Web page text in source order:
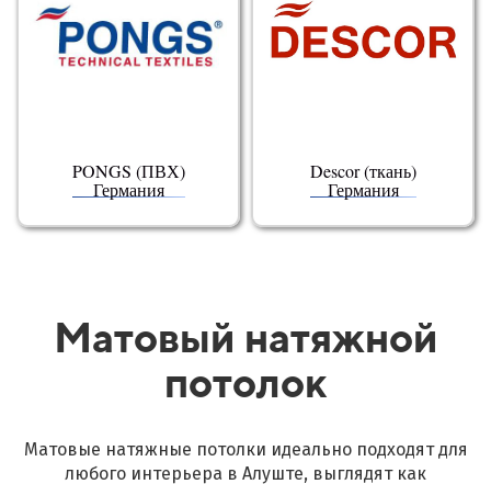
PONGS (ПВХ)
Германия
Descor (ткань)
Германия
Матовый натяжной
потолок
Матовые натяжные потолки идеально подходят для
любого интерьера в Алуште, выглядят как